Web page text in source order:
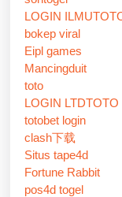
LOGIN
bokep viral
Eipl games
Mancingduit
toto
LOGIN LTDTOTO
totobet login
clash下载
Situs tape4d
Fortune Rabbit
pos4d togel